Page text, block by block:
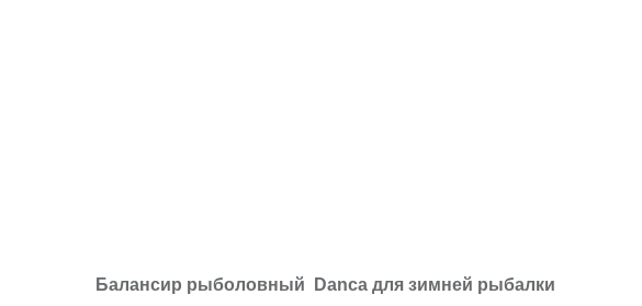
Балансир рыболовный Danca для зимней рыбалки